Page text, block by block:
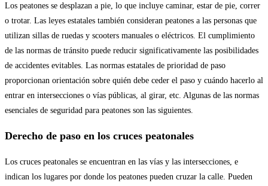
Los peatones se desplazan a pie, lo que incluye caminar, estar de pie, correr
o trotar. Las leyes estatales también consideran peatones a las personas que
utilizan sillas de ruedas y scooters manuales o eléctricos. El cumplimiento
de las normas de tránsito puede reducir significativamente las posibilidades
de accidentes evitables. Las normas estatales de prioridad de paso
proporcionan orientación sobre quién debe ceder el paso y cuándo hacerlo al
entrar en intersecciones o vías públicas, al girar, etc. Algunas de las normas
esenciales de seguridad para peatones son las siguientes.
Derecho de paso en los cruces peatonales
Los cruces peatonales se encuentran en las vías y las intersecciones, e
indican los lugares por donde los peatones pueden cruzar la calle. Pueden